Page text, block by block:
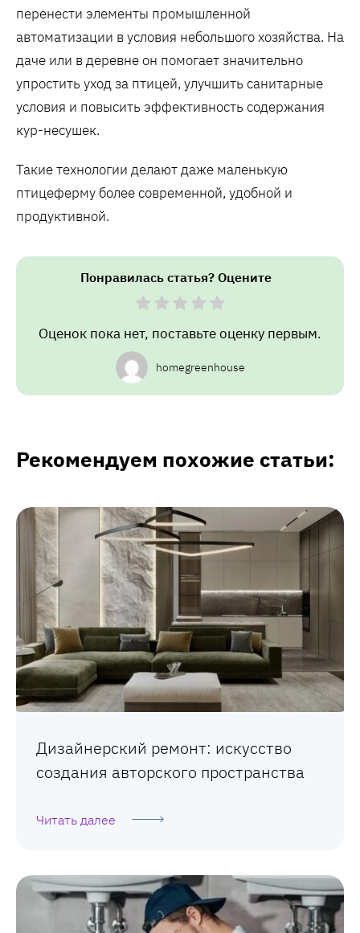
перенести элементы промышленной
автоматизации в условия небольшого хозяйства. На
даче или в деревне он помогает значительно
упростить уход за птицей, улучшить санитарные
условия и повысить эффективность содержания
кур-несушек.
Такие технологии делают даже маленькую
птицеферму более современной, удобной и
продуктивной.
Понравилась статья? Оцените
Оценок пока нет, поставьте оценку первым.
homegreenhouse
Рекомендуем похожие статьи:
Дизайнерский ремонт: искусство
создания авторского пространства
Читать далее